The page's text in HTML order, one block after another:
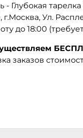
- Глубокая
г.Москва, Ул.
до 18:00
заказов